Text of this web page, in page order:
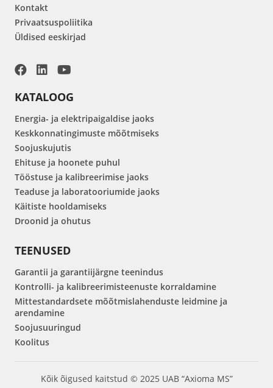
Kontakt
Privaatsuspoliitika
Üldised eeskirjad
KATALOOG
Energia- ja elektripaigaldise jaoks
Keskkonnatingimuste mõõtmiseks
Soojuskujutis
Ehituse ja hoonete puhul
Tööstuse ja kalibreerimise jaoks
Teaduse ja laboratooriumide jaoks
Käitiste hooldamiseks
Droonid ja ohutus
TEENUSED
Garantii ja garantiijärgne teenindus
Kontrolli- ja kalibreerimisteenuste korraldamine
Mittestandardsete mõõtmislahenduste leidmine ja
arendamine
Soojusuuringud
Koolitus
Kõik õigused kaitstud © 2025 UAB “Axioma MS”